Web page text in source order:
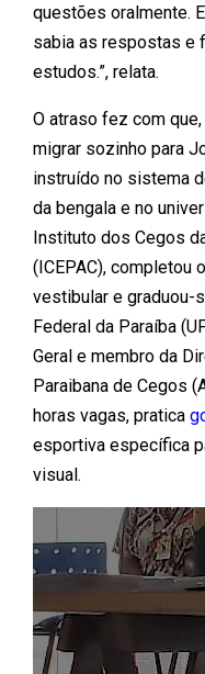
questões oralmente.
sabia as respostas e
estudos.”, relata.
O atraso fez com
migrar sozinho para
instruído no sistema
da bengala e no
Instituto dos Cegos
(ICEPAC), completou
vestibular e graduou-
Federal da Paraíba
Geral e membro da
Paraibana de Cegos
horas vagas, pratica
esportiva específica
visual.